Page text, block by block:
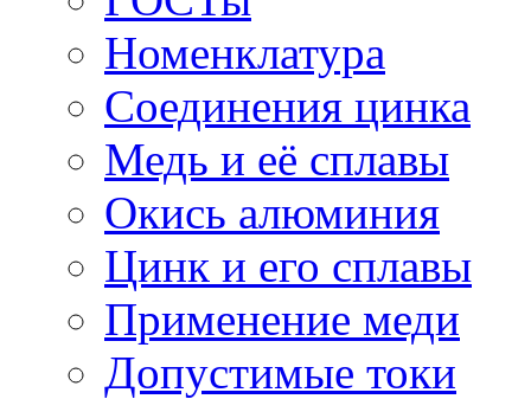
Номенклатура
Соединения цинка
Медь и её сплавы
Окись алюминия
Цинк и его сплавы
Применение меди
Допустимые токи